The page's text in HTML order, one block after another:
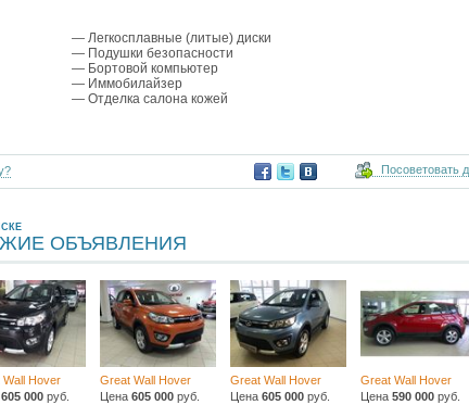
— Легкосплавные (литые) диски
— Подушки безопасности
— Бортовой компьютер
— Иммобилайзер
— Отделка салона кожей
Посоветовать
ОБЪЯВЛЕНИЯ
Wall Hover
605 000 руб.
Great Wall Hover
Цена605 000 руб.
Great Wall Hover
Цена 605 000руб.
Great Wall Hover
Цена 590 000руб.